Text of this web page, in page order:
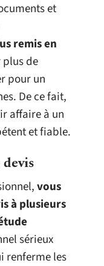
et
remis en
de
pour un
De ce fait,
affaire à un
et fiable.
vous
à plusieurs
sérieux
renferme les